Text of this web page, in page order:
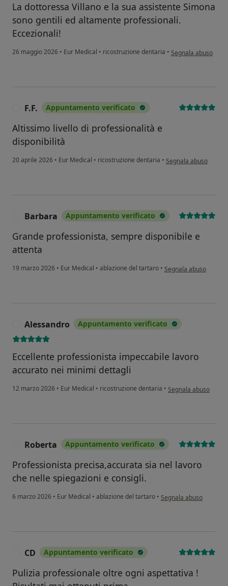
La dottoressa Villano e la sua assistente Simona
sono gentili ed altamente professionali.
Eccezionali!
26 maggio 2026 • Eur Medical • ricostruzione dentaria • secondo l'opinione
Segnala abuso
F.F. Appuntamento verificato
Altissimo livello di professionalità e
disponibilità
20 aprile 2026 • Eur Medical • ricostruzione dentaria • secondo l'opinione
Segnala abuso
Barbara Appuntamento verificato
Grande professionista, sempre disponibile e
attenta
19 marzo 2026 • Eur Medical • ablazione del tartaro • secondo l'opinione
Segnala abuso
Alessandro Appuntamento verificato
Eccellente professionista impeccabile lavoro
accurato nei minimi dettagli
12 marzo 2026 • Eur Medical • ricostruzione dentaria • secondo l'opinione
Segnala abuso
Roberta Appuntamento verificato
Professionista precisa,accurata sia nel lavoro
che nelle spiegazioni e consigli.
6 marzo 2026 • Eur Medical • ablazione del tartaro • secondo l'opinione
Segnala abuso
CD Appuntamento verificato
Pulizia professionale oltre ogni aspettativa !